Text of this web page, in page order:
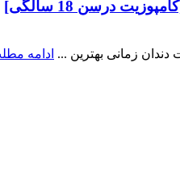
درسن 18 سالگی]
زمانی بهترین ... ادامه